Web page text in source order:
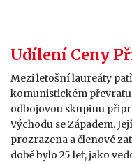
Udílení Ceny
Mezi letošní laureáty
komunistickém
odbojovou skupinu
Východu se Západem.
prozrazena a členové
době bylo 25 let, jako